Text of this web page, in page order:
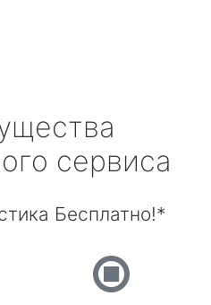
сервиса
Бесплатно!*